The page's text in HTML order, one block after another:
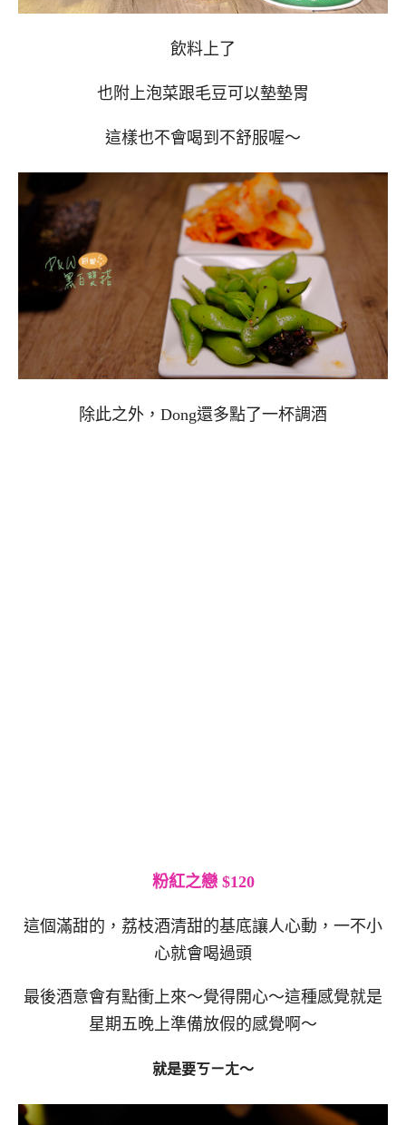
飲料上了
也附上泡菜跟毛豆可以墊墊胃
這樣也不會喝到不舒服喔～
除此之外，Dong還多點了一杯調酒
粉紅之戀 $120
這個滿甜的，荔枝酒清甜的基底讓人心動，一不小
心就會喝過頭
最後酒意會有點衝上來～覺得開心～這種感覺就是
星期五晚上準備放假的感覺啊～
就是要ㄎㄧㄤ～